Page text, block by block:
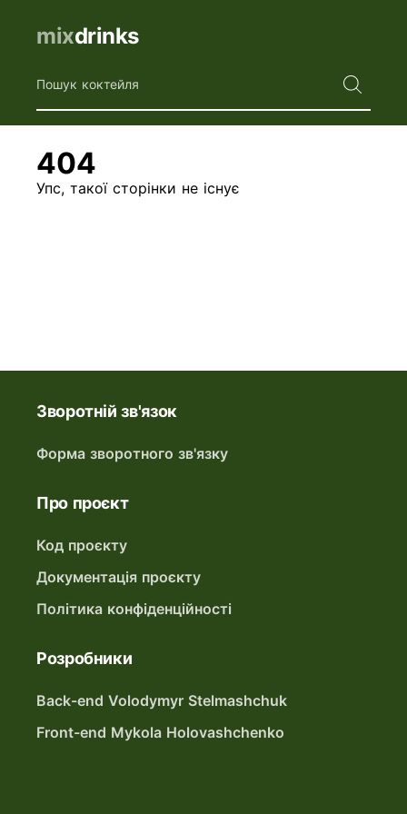
mixdrinks
Пошук коктейля
404
Упс, такої сторінки не існує
Зворотній зв'язок
Форма зворотного зв'язку
Про проєкт
Код проєкту
Документація проєкту
Політика конфіденційності
Розробники
Back-end Volodymyr Stelmashchuk
Front-end Mykola Holovashchenko